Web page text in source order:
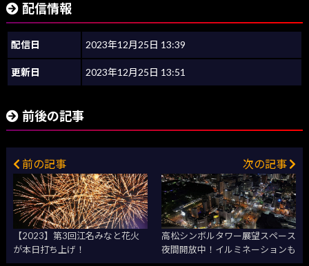
配信情報
配信日 2023年12月25日 13:39
更新日 2023年12月25日 13:51
前後の記事
前の記事
【2023】第3回江名みなと花火
が本日打ち上げ！
次の記事
高松シンボルタワー展望スペース
夜間開放中！イルミネーションも